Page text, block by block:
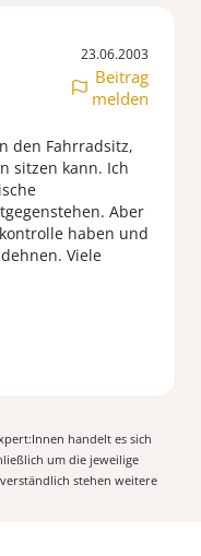
23.06.2003
Beitrag
melden
den Fahrradsitz,
sitzen kann. Ich
Aber
haben und
Viele
handelt es sich
um die jeweilige
stehen weitere